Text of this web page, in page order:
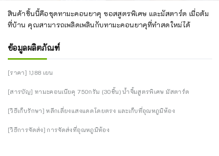
สินค้าชิ้นนี้คือชุดทามะคอนยาคุ ซอสสูตรพิเศษ และมัสตาร์ด เมื่อต้ม
ที่บ้าน คุณสามารถเพลิดเพลินกับทามะคอนยาคุที่ทำสดใหม่ได้
ข้อมูลผลิตภัณฑ์
[ราคา] 1,188 เยน
[สารบัญ] ทามะคอนเนียคุ 750กรัม (30ชิ้น) น้ำจิ้มสูตรพิเศษ มัสตาร์ด
[วิธีเก็บรักษา] หลีกเลี่ยงแสงแดดโดยตรง และเก็บที่อุณหภูมิห้อง
[วิธีการจัดส่ง] การจัดส่งที่อุณหภูมิห้อง